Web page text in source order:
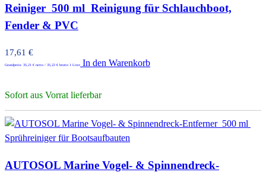
Reiniger  500 ml  Reinigung für Schlauchboot,
Fender & PVC
17,61 €
Grundpreis: 35,21 € netto / 35,22 € brutto 1 Liter In den Warenkorb
Sofort aus Vorrat lieferbar
AUTOSOL Marine Vogel- & Spinnendreck-